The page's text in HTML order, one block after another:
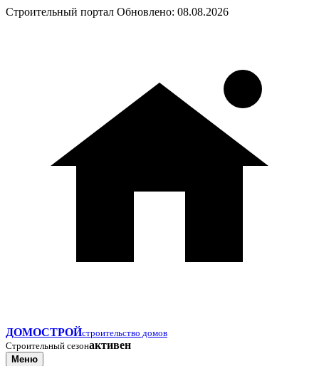
Строительный портал Обновлено: 08.08.2026
ДОМОСТРОЙстроительство домов
Строительный сезонактивен
Меню